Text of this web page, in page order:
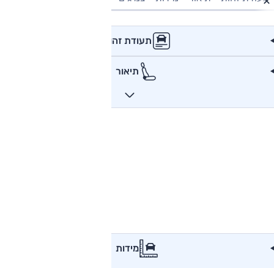
תעודת זהות
תיאור
מידות